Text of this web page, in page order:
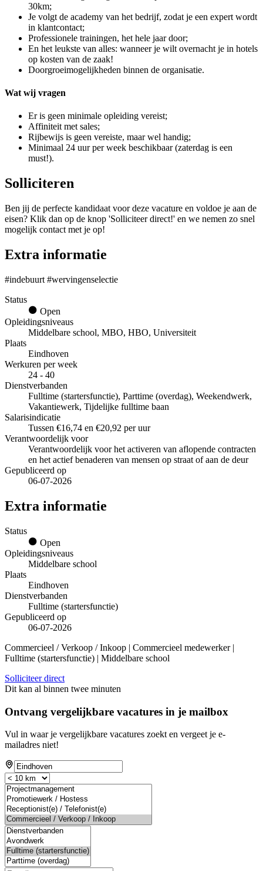
30km;
Je volgt de academy van het bedrijf, zodat je een expert wordt
in klantcontact;
Professionele trainingen, het hele jaar door;
En het leukste van alles: wanneer je wilt overnacht je in hotels
op kosten van de zaak!
Doorgroeimogelijkheden binnen de organisatie.
Wat wij vragen
Er is geen minimale opleiding vereist;
Affiniteit met sales;
Rijbewijs is geen vereiste, maar wel handig;
Minimaal 24 uur per week beschikbaar (zaterdag is een
must!).
Solliciteren
Ben jij de perfecte kandidaat voor deze vacature en voldoe je aan de
eisen? Klik dan op de knop 'Solliciteer direct!' en we nemen zo snel
mogelijk contact met je op!
Extra informatie
#indebuurt #wervingenselectie
Status
Open
Opleidingsniveaus
Middelbare school, MBO, HBO, Universiteit
Plaats
Eindhoven
Werkuren per week
24 - 40
Dienstverbanden
Fulltime (startersfunctie), Parttime (overdag), Weekendwerk,
Vakantiewerk, Tijdelijke fulltime baan
Salarisindicatie
Tussen €16,74 en €20,92 per uur
Verantwoordelijk voor
Verantwoordelijk voor het activeren van aflopende contracten
en het actief benaderen van mensen op straat of aan de deur
Gepubliceerd op
06-07-2026
Extra informatie
Status
Open
Opleidingsniveaus
Middelbare school
Plaats
Eindhoven
Dienstverbanden
Fulltime (startersfunctie)
Gepubliceerd op
06-07-2026
Commercieel / Verkoop / Inkoop | Commercieel medewerker |
Fulltime (startersfunctie) | Middelbare school
Solliciteer direct
Dit kan al binnen twee minuten
Ontvang vergelijkbare vacatures in je mailbox
Vul in waar je vergelijkbare vacatures zoekt en vergeet je e-
mailadres niet!